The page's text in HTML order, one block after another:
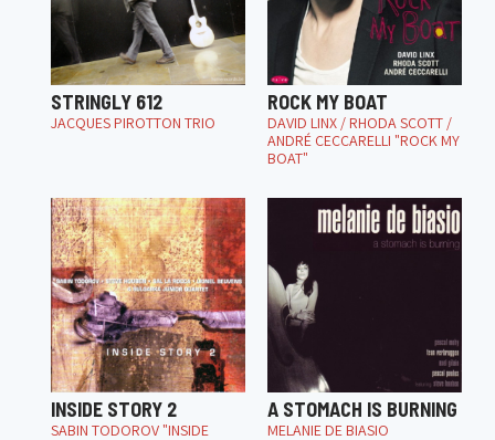
STRINGLY 612
JACQUES PIROTTON TRIO
ROCK MY BOAT
DAVID LINX / RHODA SCOTT /
ANDRÉ CECCARELLI "ROCK MY
BOAT"
INSIDE STORY 2
SABIN TODOROV "INSIDE
A STOMACH IS BURNING
MELANIE DE BIASIO